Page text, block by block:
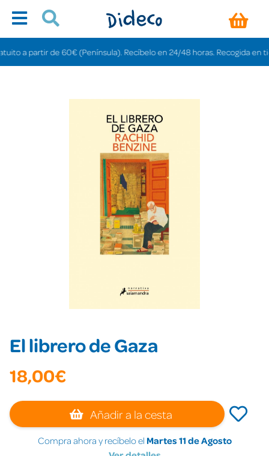
a partir de 60€ (Península). Recíbelo en 24/48 horas. Recogida en
El librero de Gaza
18,00€
Añadir a la cesta
Compra ahora y recíbelo el Martes 11 de Agosto